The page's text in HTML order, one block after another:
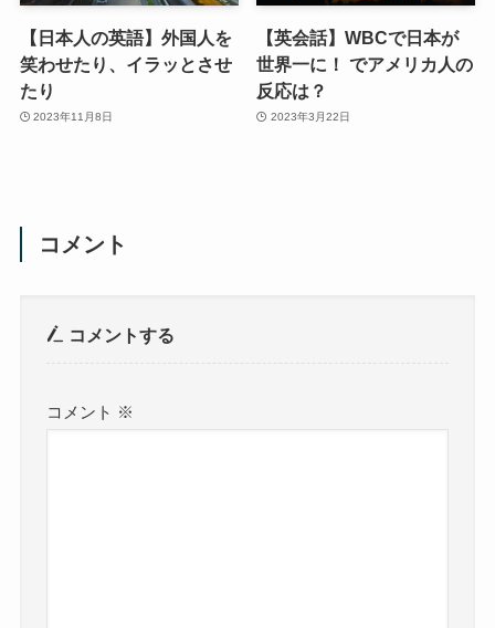
【日本人の英語】外国人を
笑わせたり、イラッとさせ
たり
2023年11月8日
【英会話】WBCで日本が
世界一に！ でアメリカ人の
反応は？
2023年3月22日
コメント
コメントする
コメント ※